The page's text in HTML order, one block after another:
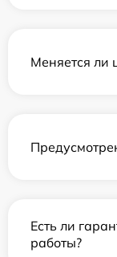
Меняется ли
Есть ли
работы?